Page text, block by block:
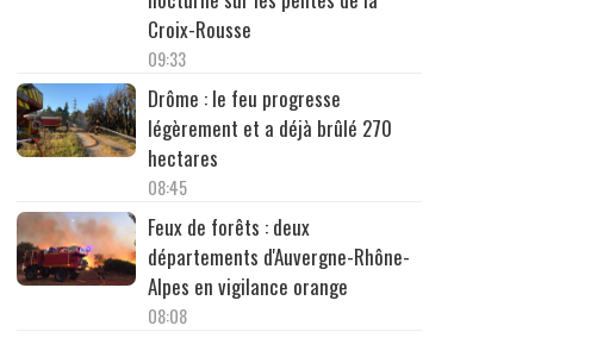
Croix-Rousse
09:33
Drôme : le feu progresse
légèrement et a déjà brûlé 270
hectares
08:45
Feux de forêts : deux
départements d'Auvergne-Rhône-
Alpes en vigilance orange
08:08